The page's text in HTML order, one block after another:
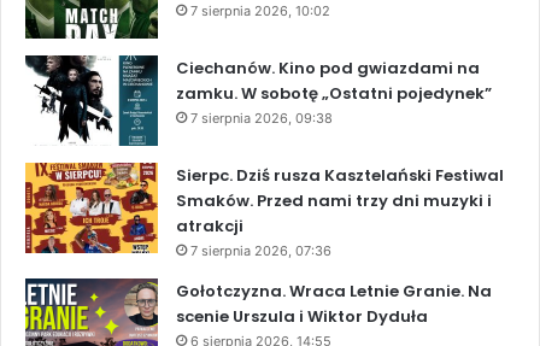
7 sierpnia 2026, 10:02
Ciechanów. Kino pod gwiazdami na
zamku. W sobotę „Ostatni pojedynek”
7 sierpnia 2026, 09:38
Sierpc. Dziś rusza Kasztelański Festiwal
Smaków. Przed nami trzy dni muzyki i
atrakcji
7 sierpnia 2026, 07:36
Gołotczyzna. Wraca Letnie Granie. Na
scenie Urszula i Wiktor Dyduła
6 sierpnia 2026, 14:55